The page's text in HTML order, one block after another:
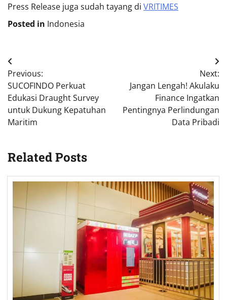
Press Release juga sudah tayang di VRITIMES
Posted in Indonesia
Post
navigation
Previous:
SUCOFINDO Perkuat
Edukasi Draught Survey
untuk Dukung Kepatuhan
Maritim
Next:
Jangan Lengah! Akulaku
Finance Ingatkan
Pentingnya Perlindungan
Data Pribadi
Related Posts